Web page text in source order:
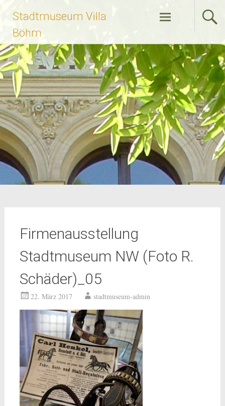
Inhalt
springen
Stadtmuseum Villa
Böhm
Firmenausstellung
Stadtmuseum NW (Foto R.
Schäder)_05
22. März 2017 stadtmuseum-admin